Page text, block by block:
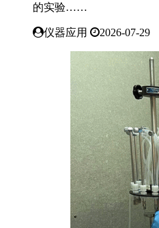
的实验……
仪器应用 2026-07-29